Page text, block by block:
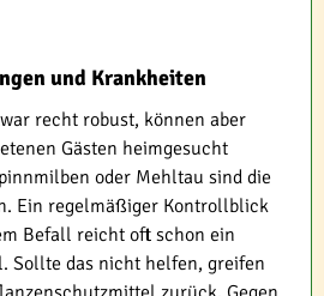
und Krankheiten
recht robust, können aber
Gästen heimgesucht
oder Mehltau sind die
Ein regelmäßiger Kontrollblick
Befall reicht oft schon ein
Sollte das nicht helfen, greifen